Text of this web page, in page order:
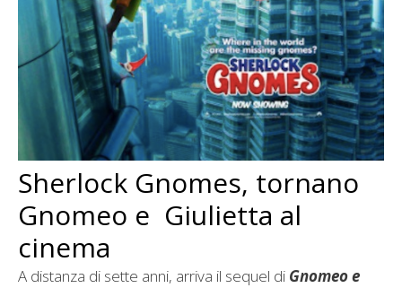
Sherlock Gnomes, tornano
Gnomeo e Giulietta al
cinema
A distanza di sette anni, arriva il sequel di Gnomeo e